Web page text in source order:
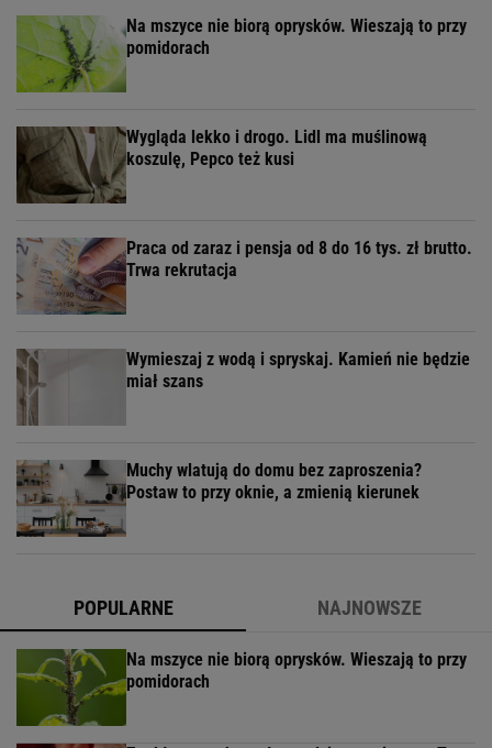
Na mszyce nie biorą oprysków. Wieszają to przy
pomidorach
Wygląda lekko i drogo. Lidl ma muślinową
koszulę, Pepco też kusi
Praca od zaraz i pensja od 8 do 16 tys. zł brutto.
Trwa rekrutacja
Wymieszaj z wodą i spryskaj. Kamień nie będzie
miał szans
Muchy wlatują do domu bez zaproszenia?
Postaw to przy oknie, a zmienią kierunek
POPULARNE NAJNOWSZE
Na mszyce nie biorą oprysków. Wieszają to przy
pomidorach